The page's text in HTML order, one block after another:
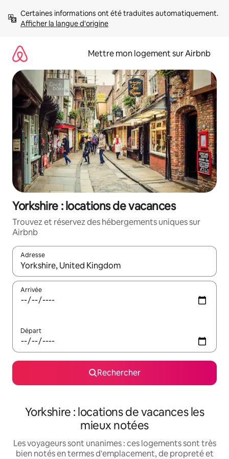
directement
Afficher la langue d'origine
Mettre mon logement sur Airbnb
Yorkshire : locations de vacances
Trouvez et réservez des hébergements uniques sur
Airbnb
Adresse
Lorsque les résultats s'affichent, utilisez les flèches vers le
Arrivée
Départ
Rechercher
Yorkshire : locations de vacances les
mieux notées
Les voyageurs sont unanimes : ces logements sont très
bien notés en termes d'emplacement, de propreté et